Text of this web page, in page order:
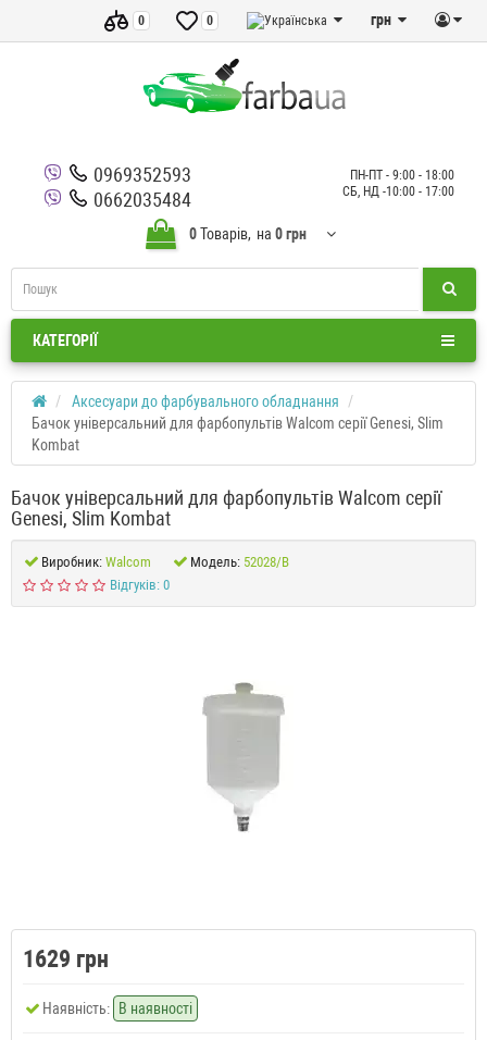
грн
0
0
0969352593
0662035484
ПН-ПТ - 9:00 - 18:00
СБ, НД -10:00 - 17:00
0Товарів, на 0 грн
КАТЕГОРІЇ
Аксесуари до фарбувального обладнання
Бачок універсальний для фарбопультів Walcom серії Genesi, Slim
Kombat
Бачок універсальний для фарбопультів Walcom серії
Genesi, Slim Kombat
Виробник: Walcom Модель: 52028/B
Відгуків: 0
1629 грн
Наявність: В наявності